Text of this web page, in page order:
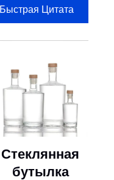
Быстрая Цитата
Стеклянная
бутылка